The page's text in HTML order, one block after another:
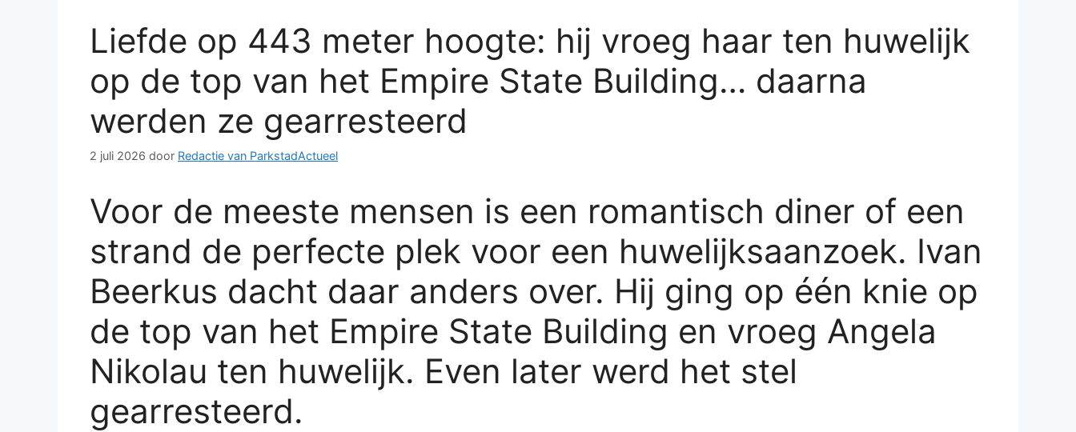
Liefde op 443 meter hoogte: hij vroeg haar ten huwelijk
op de top van het Empire State Building… daarna
werden ze gearresteerd
2 juli 2026 door Redactie van ParkstadActueel
Voor de meeste mensen is een romantisch diner of een
strand de perfecte plek voor een huwelijksaanzoek. Ivan
Beerkus dacht daar anders over. Hij ging op één knie op
de top van het Empire State Building en vroeg Angela
Nikolau ten huwelijk. Even later werd het stel
gearresteerd.